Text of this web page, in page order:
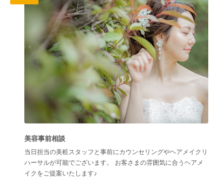
美容事前相談
当日担当の美粧スタッフと事前にカウンセリングやヘアメイクリ
ハーサルが可能でございます。 お客さまの雰囲気に合うヘアメ
イクをご提案いたします♪